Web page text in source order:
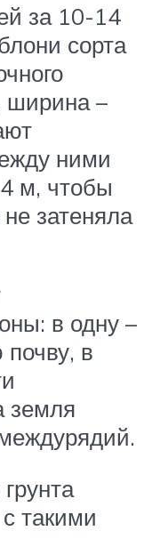
за 10-14
сорта
ширина –
ними
м, чтобы
затеняла
в одну –
в
земля
такими